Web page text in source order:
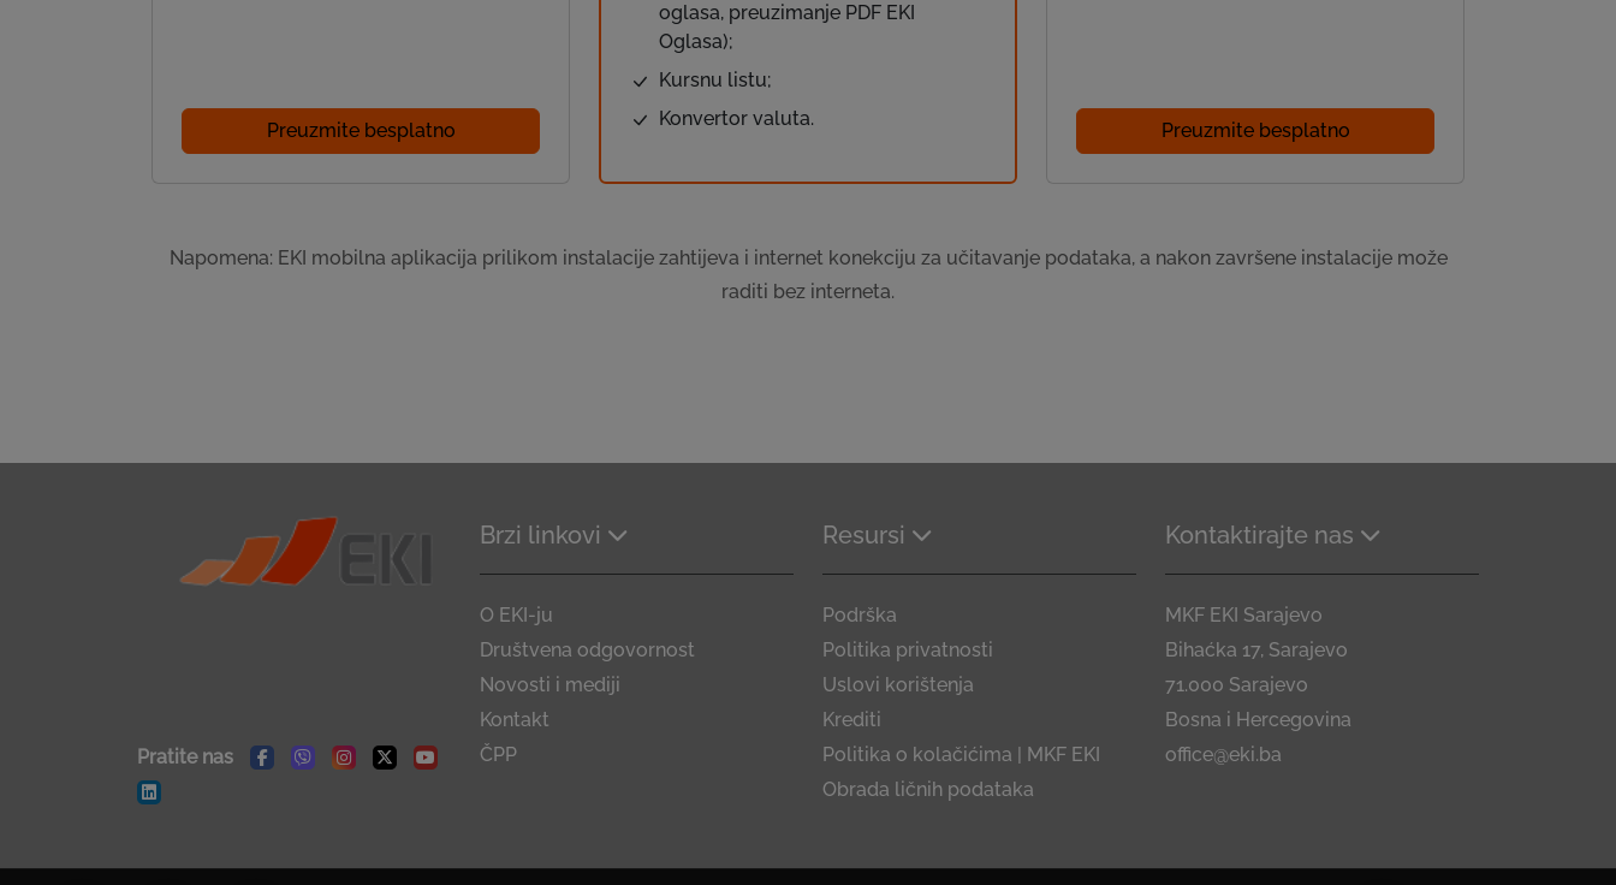
Preuzmite besplatno
oglasa, preuzimanje PDF EKI
Oglasa);
Kursnu listu;
Konvertor valuta.
Preuzmite besplatno
Napomena: EKI mobilna aplikacija prilikom instalacije zahtijeva i internet konekciju za učitavanje podataka, a nakon završene instalacije može
raditi bez interneta.
Pratite nas
Facebook
ViberInstagram
TwitterYoutube
Linkedin
Brzi linkovi
O EKI-ju
Društvena odgovornost
Novosti i mediji
Kontakt
ČPP
Resursi
Podrška
Politika privatnosti
Uslovi korištenja
Krediti
Politika o kolačićima | MKF EKI
Obrada ličnih podataka
Kontaktirajte nas
MKF EKI Sarajevo
Bihaćka 17, Sarajevo
71.000 Sarajevo
Bosna i Hercegovina
office@eki.ba